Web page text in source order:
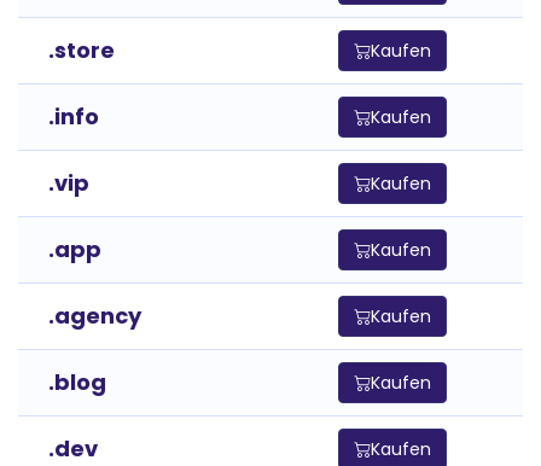
.store Kaufen
.info Kaufen
.vip Kaufen
.app Kaufen
.agency Kaufen
.blog Kaufen
.dev Kaufen